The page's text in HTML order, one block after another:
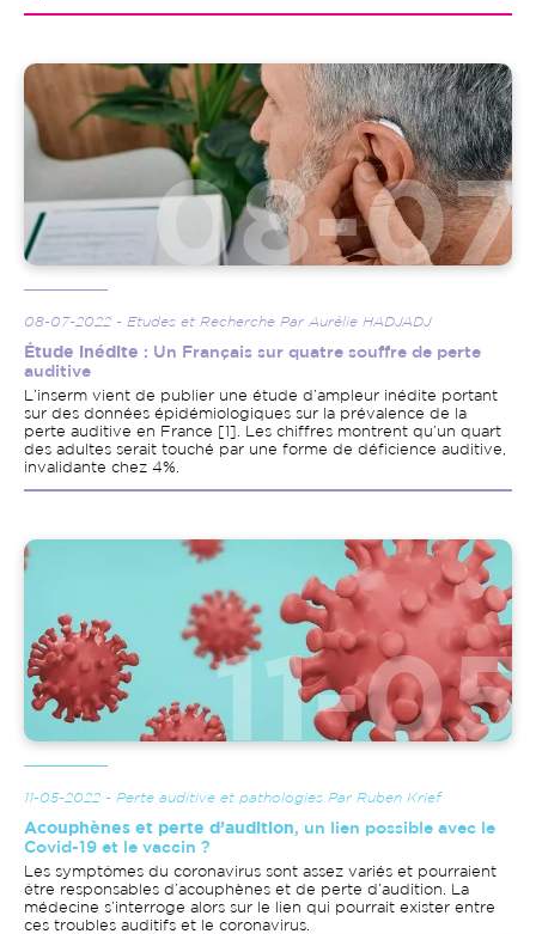
Image
08-07-2022 - Etudes et Recherche Par Aurélie HADJADJ
Étude inédite : Un Français sur quatre souffre de perte
auditive
L’inserm vient de publier une étude d’ampleur inédite portant
sur des données épidémiologiques sur la prévalence de la
perte auditive en France [1]. Les chiffres montrent qu’un quart
des adultes serait touché par une forme de déficience auditive,
invalidante chez 4%.
Image
11-05-2022 - Perte auditive et pathologies Par Ruben Krief
Acouphènes et perte d’audition, un lien possible avec le
Covid-19 et le vaccin ?
Les symptômes du coronavirus sont assez variés et pourraient
être responsables d’acouphènes et de perte d’audition. La
médecine s’interroge alors sur le lien qui pourrait exister entre
ces troubles auditifs et le coronavirus.